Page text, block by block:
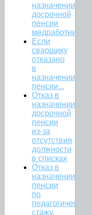
назначении
досрочной
пенсии
медработникам.
Если
сварщику
отказано
в
назначении
пенсии...
Отказ в
назначении
досрочной
пенсии
из-за
отсутствия
должности
в списках
Отказ в
назначении
пенсии
по
педагогическому
стажу.